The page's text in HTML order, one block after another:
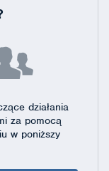
działania
za pomocą
w poniższy